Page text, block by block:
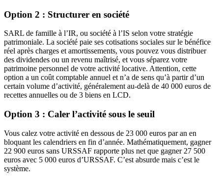
Option 2 : Structurer en société
SARL de famille à l’IR, ou société à l’IS selon votre stratégie
patrimoniale. La société paie ses cotisations sociales sur le bénéfice
réel après charges et amortissements, vous pouvez vous distribuer
des dividendes ou un revenu maîtrisé, et vous séparez votre
patrimoine personnel de votre activité locative. Attention, cette
option a un coût comptable annuel et n’a de sens qu’à partir d’un
certain volume d’activité, généralement au-delà de 40 000 euros de
recettes annuelles ou de 3 biens en LCD.
Option 3 : Caler l’activité sous le seuil
Vous calez votre activité en dessous de 23 000 euros par an en
bloquant les calendriers en fin d’année. Mathématiquement, gagner
22 900 euros sans URSSAF rapporte plus net que gagner 27 500
euros avec 5 000 euros d’URSSAF. C’est absurde mais c’est le
système.